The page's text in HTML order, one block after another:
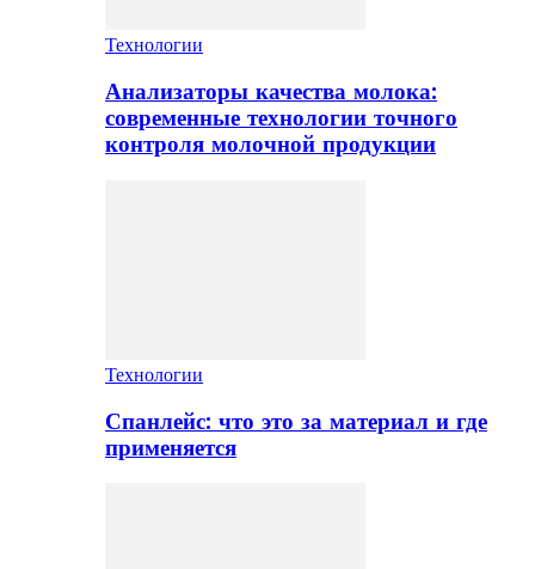
Технологии
Анализаторы качества молока:
современные технологии точного
контроля молочной продукции
Технологии
Спанлейс: что это за материал и где
применяется